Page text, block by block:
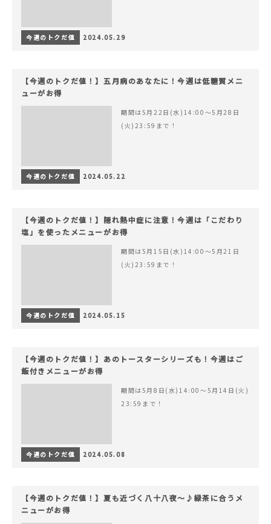
今週のトクだ値 2024.05.29
【今週のトクだ値！】五月病のあなたに！今週は低糖質メニ
ューがお得
期間は5月22日(水)14:00〜5月28日
(火)23:59まで！
今週のトクだ値 2024.05.22
【今週のトクだ値！】隠れ熱中症に注意！今週は「こだわり
塩」を使ったメニューがお得
期間は5月15日(水)14:00〜5月21日
(火)23:59まで！
今週のトクだ値 2024.05.15
【今週のトクだ値！】あのトースターシリーズも！今週はご
飯付きメニューがお得
期間は5月8日(水)14:00〜5月14日(火)
23:59まで！
今週のトクだ値 2024.05.08
【今週のトクだ値！】夏も近づく八十八夜〜♪緑茶に合うメ
ニューがお得